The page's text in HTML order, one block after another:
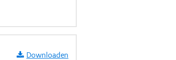
Downloaden